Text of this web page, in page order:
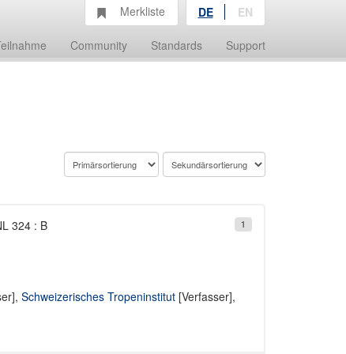
Community Standards Support
Merkliste DE EN
1
324 : B
Schweizerisches Tropeninstitut[Verfasser],